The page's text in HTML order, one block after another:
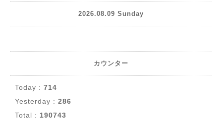
2026.08.09 Sunday
カウンター
Today : 714
Yesterday : 286
Total : 190743